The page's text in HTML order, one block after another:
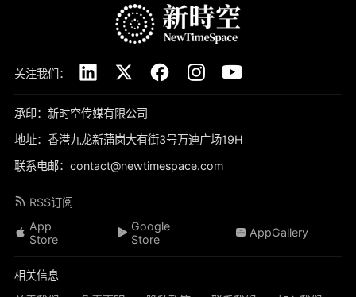
关注我们：
承印：新时空传媒有限公司
地址：香港九龙新蒲岗大有街3号万迪广场19H
联系电邮：contact@newtimespace.com
RSS订阅
App
Store
Google
Store
AppGallery
相关信息